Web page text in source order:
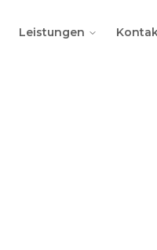
Leistungen